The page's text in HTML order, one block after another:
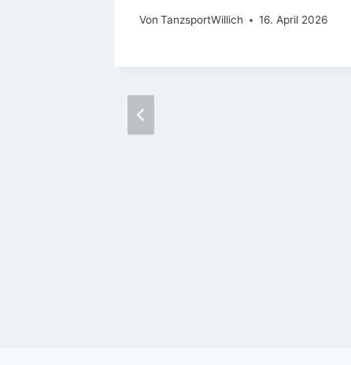
Von TanzsportWillich 16. April 2026